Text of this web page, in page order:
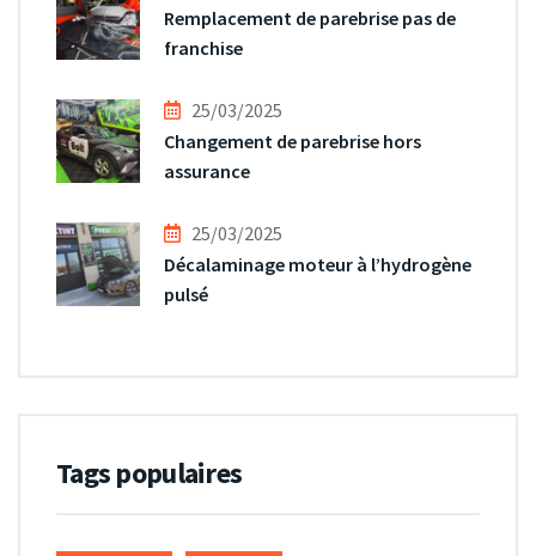
Remplacement de parebrise pas de
franchise
25/03/2025
Changement de parebrise hors
assurance
25/03/2025
Décalaminage moteur à l’hydrogène
pulsé
Tags populaires